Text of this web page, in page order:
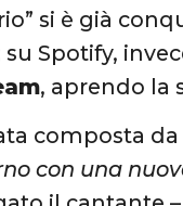
si è già
su Spotify,
, aprendo la
composta
con una